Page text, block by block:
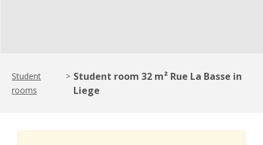
Student
rooms
> Student room 32 m² Rue La Basse in
Liege